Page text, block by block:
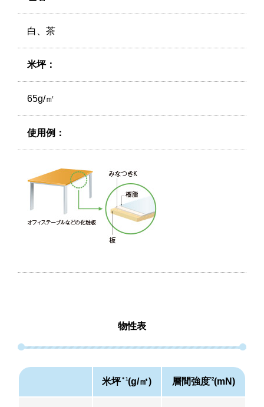
白、茶
米坪：
65g/㎡
使用例：
物性表
米坪＊1(g/㎡) 層間強度*2(mN)